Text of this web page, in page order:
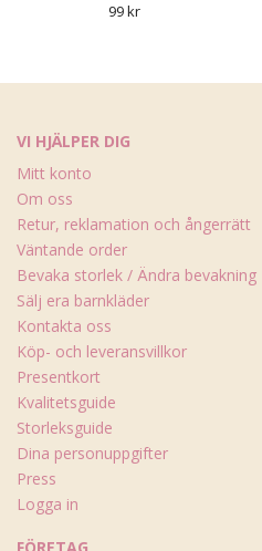
99 kr
VI HJÄLPER DIG
Mitt konto
Om oss
Retur, reklamation och ångerrätt
Väntande order
Bevaka storlek / Ändra bevakning
Sälj era barnkläder
Kontakta oss
Köp- och leveransvillkor
Presentkort
Kvalitetsguide
Storleksguide
Dina personuppgifter
Press
Logga in